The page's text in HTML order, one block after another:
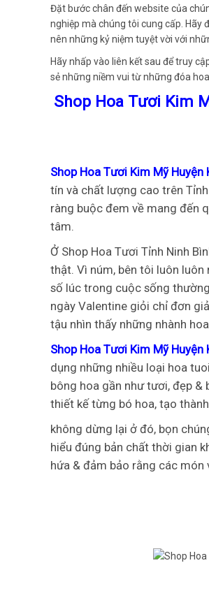
Đặt bước chân đến website của
nghiệp mà chúng tôi cung cấp. Hãy
nên những kỷ niệm tuyệt vời với
Hãy nhấp vào liên kết sau để truy
sẻ những niềm vui từ những đóa
Shop Hoa Tươi Kim
Shop Hoa Tươi Kim Mỹ Huyện
tín và chất lượng cao trên
ràng buộc đem về mang đến
tâm.
Ở Shop Hoa Tươi Tỉnh Ninh
thật. Vì núm, bên tôi luôn
số lúc trong cuộc sống
ngày Valentine giỏi chỉ đơn
tậu nhìn thấy những nhành
Shop Hoa Tươi Kim Mỹ Huyện
dụng những nhiều loại hoa
bông hoa gần như tươi, đẹp &
thiết kế từng bó hoa, tạo
không dừng lại ở đó, bọn
hiểu đúng bản chất thời gian
hứa & đảm bảo rằng các